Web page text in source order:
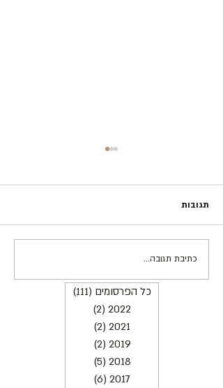
המסורת החדשה של פסטיבל
"בין שמים לארץ" | רות אשל
תגובות
כתיבת תגובה...
כל הפרסומים (111)
2022
(2)
2021
(2)
2019
(2)
2018
(5)
2017
(6)